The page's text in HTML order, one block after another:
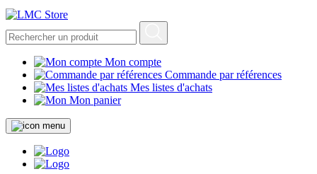
Mon compte
Commande par références
Mes listes d'achats
Mon panier